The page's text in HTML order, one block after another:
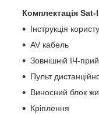
Комплектація
Інструкція
AV кабель
Зовнішній ІЧ-
Пульт
Виносний блок
Кріплення